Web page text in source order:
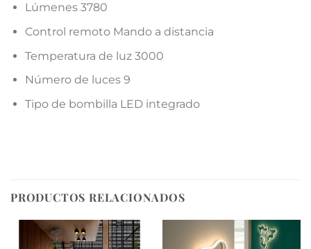
Lúmenes 3780
Control remoto Mando a distancia
Temperatura de luz 3000
Número de luces 9
Tipo de bombilla LED integrado
PRODUCTOS RELACIONADOS